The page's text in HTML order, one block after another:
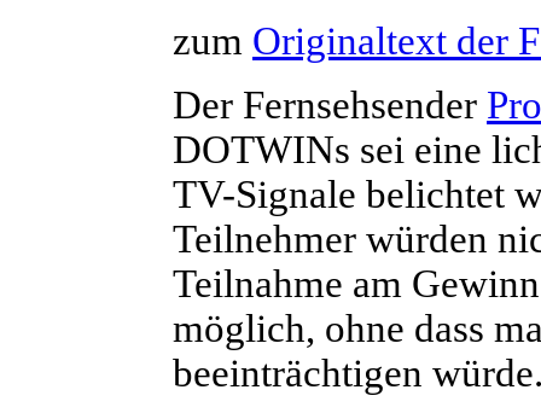
zum Originaltext der
Der Fernsehsender
DOTWINs sei eine
TV-Signale belichtet
Teilnehmer würden
Teilnahme am
möglich, ohne dass
beeinträchtigen